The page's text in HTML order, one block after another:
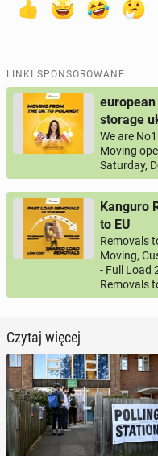
LINKI SPONSOROWANE
storage
We are
Moving
Saturday,
Kanguro
to EU
Removals
Moving,
- Full Load
Removals
Czytaj więcej